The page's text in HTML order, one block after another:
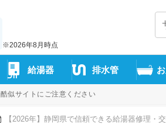
※2026年8月時点
給湯器 排水管
酷似サイトにご注意ください
【2026年】静岡県で信頼できる給湯器修理・